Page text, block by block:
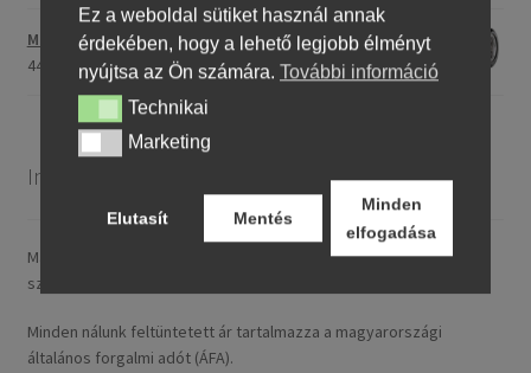
Maxxis M-6011 170/80 - 15 77H TL (hátsó gumi)
44661,23 Ft
Információ
Magyarországra általában 4–5 munkanapon belül szállítunk. A
szállítási díj rendelésenként 14,95 € / ~ 5737 HUF.
Minden nálunk feltüntetett ár tartalmazza a magyarországi
általános forgalmi adót (ÁFA).
Ez a weboldal sütiket használ annak
érdekében, hogy a lehető legjobb élményt
nyújtsa az Ön számára. További információ
TechnikaiTechnikai
MarketingMarketing
Elutasít Mentés
Minden
elfogadása